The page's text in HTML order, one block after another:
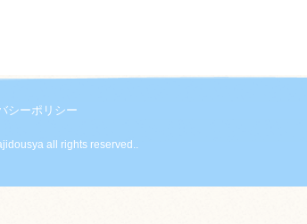
シーポリシー
all rights reserved..